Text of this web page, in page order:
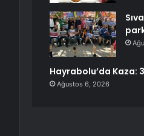
Hayrabolu’da Kaza:
Ağustos 6, 2026